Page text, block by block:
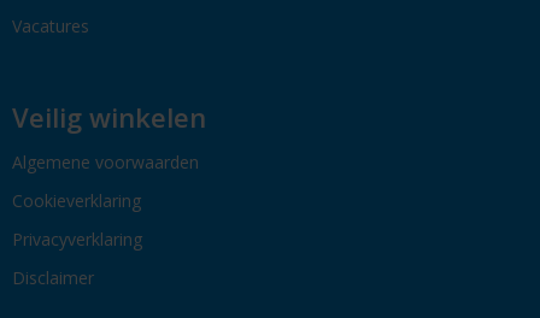
Vacatures
Veilig winkelen
Algemene voorwaarden
Cookieverklaring
Privacyverklaring
Disclaimer